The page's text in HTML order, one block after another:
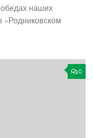
наших
«Родниковском
0